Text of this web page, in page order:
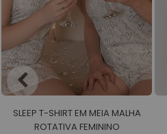
SLEEP T-SHIRT EM MEIA MALHA
ROTATIVA FEMININO